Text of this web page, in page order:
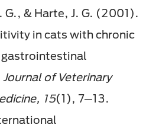
& Harte, J. G. (2001).
in cats with chronic
Journal of Veterinary
15(1), 7─13.